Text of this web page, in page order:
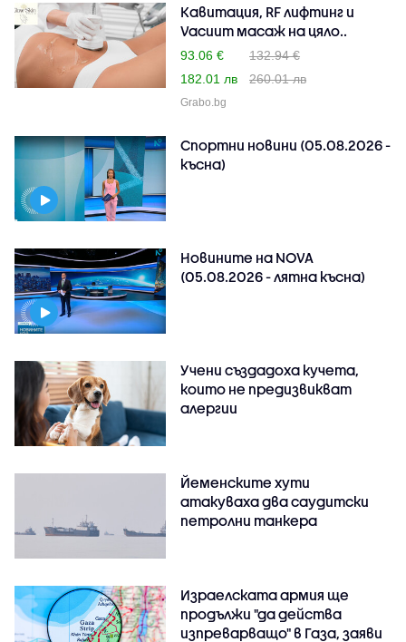
Кавитация, RF лифтинг и
Vacuum масаж на цяло..
93.06 €
132.94 €
182.01 лв
260.01 лв
Grabo.bg
Спортни новини (05.08.2026 -
късна)
Новините на NOVA
(05.08.2026 - лятна късна)
Учени създадоха кучета,
които не предизвикват
алергии
Йеменските хути
атакуваха два саудитски
петролни танкера
Израелската армия ще
продължи "да действа
изпреварващо" в Газа, заяви